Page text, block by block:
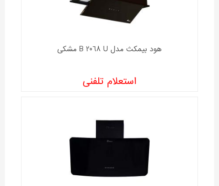
هود بیمکث مدل B 2068 U مشکی
استعلام تلفنی